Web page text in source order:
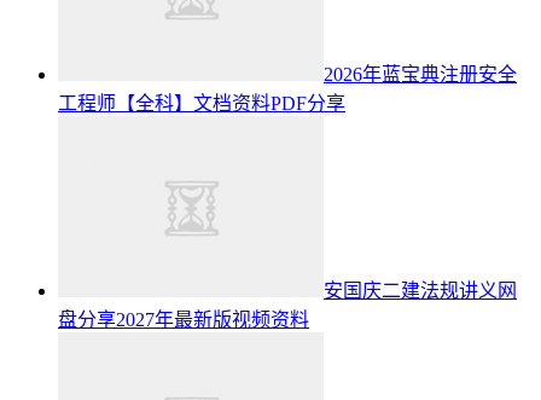
2026年蓝宝典注册安全
工程师【全科】文档资料PDF分享
安国庆二建法规讲义网
盘分享2027年最新版视频资料